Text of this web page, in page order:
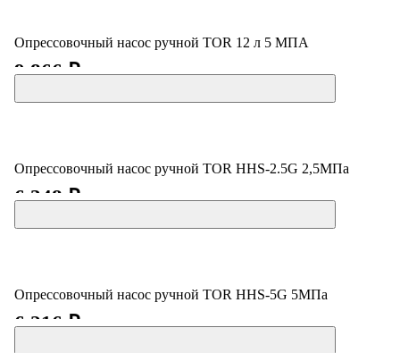
Опрессовочный насос ручной TOR 12 л 5 МПА
9 866 ₽
Опрессовочный насос ручной TOR HHS-2.5G 2,5МПа
6 348 ₽
Опрессовочный насос ручной TOR HHS-5G 5МПа
6 216 ₽